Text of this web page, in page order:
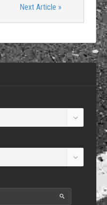
Next Article »